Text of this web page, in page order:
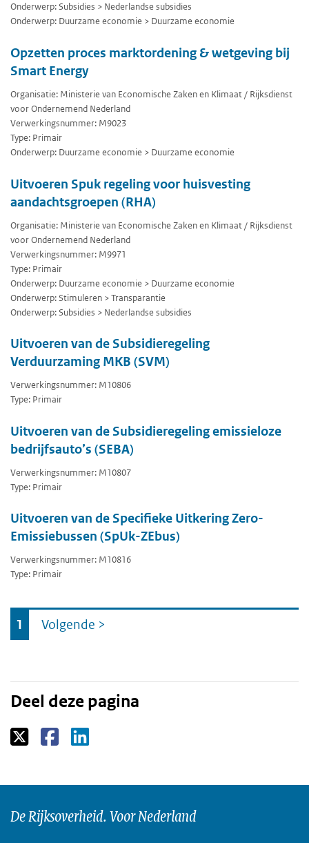
Onderwerp: Subsidies > Nederlandse subsidies
Onderwerp: Duurzame economie > Duurzame economie
Opzetten proces marktordening & wetgeving bij
Smart Energy
Organisatie: Ministerie van Economische Zaken en Klimaat / Rijksdienst
voor Ondernemend Nederland
Verwerkingsnummer: M9023
Type: Primair
Onderwerp: Duurzame economie > Duurzame economie
Uitvoeren Spuk regeling voor huisvesting
aandachtsgroepen (RHA)
Organisatie: Ministerie van Economische Zaken en Klimaat / Rijksdienst
voor Ondernemend Nederland
Verwerkingsnummer: M9971
Type: Primair
Onderwerp: Duurzame economie > Duurzame economie
Onderwerp: Stimuleren > Transparantie
Onderwerp: Subsidies > Nederlandse subsidies
Uitvoeren van de Subsidieregeling
Verduurzaming MKB (SVM)
Verwerkingsnummer: M10806
Type: Primair
Uitvoeren van de Subsidieregeling emissieloze
bedrijfsauto’s (SEBA)
Verwerkingsnummer: M10807
Type: Primair
Uitvoeren van de Specifieke Uitkering Zero-
Emissiebussen (SpUk-ZEbus)
Verwerkingsnummer: M10816
Type: Primair
naar
1 Volgende >
Deel deze pagina
De Rijksoverheid. Voor Nederland